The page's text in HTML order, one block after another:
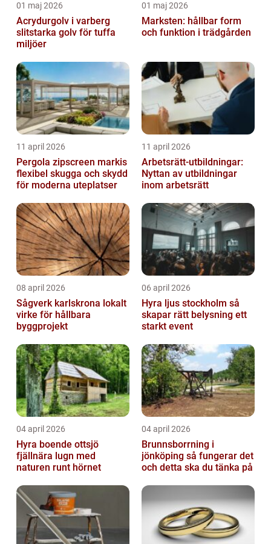
01 maj 2026
Acrydurgolv i varberg
slitstarka golv för tuffa
miljöer
01 maj 2026
Marksten: hållbar form
och funktion i trädgården
11 april 2026
Pergola zipscreen markis
flexibel skugga och skydd
för moderna uteplatser
11 april 2026
Arbetsrätt-utbildningar:
Nyttan av utbildningar
inom arbetsrätt
08 april 2026
Sågverk karlskrona lokalt
virke för hållbara
byggprojekt
06 april 2026
Hyra ljus stockholm så
skapar rätt belysning ett
starkt event
04 april 2026
Hyra boende ottsjö
fjällnära lugn med
naturen runt hörnet
04 april 2026
Brunnsborrning i
jönköping så fungerar det
och detta ska du tänka på